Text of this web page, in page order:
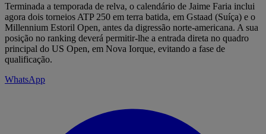
Terminada a temporada de relva, o calendário de Jaime Faria inclui
agora dois torneios ATP 250 em terra batida, em Gstaad (Suíça) e o
Millennium Estoril Open, antes da digressão norte-americana. A sua
posição no ranking deverá permitir-lhe a entrada direta no quadro
principal do US Open, em Nova Iorque, evitando a fase de
qualificação.
WhatsApp